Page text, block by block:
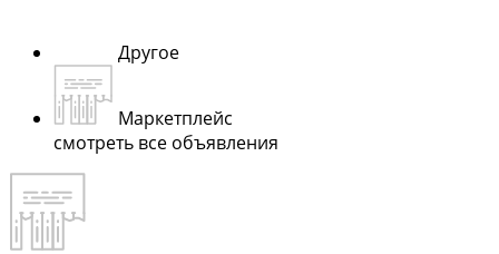
Другое
Маркетплейс
смотреть все объявления